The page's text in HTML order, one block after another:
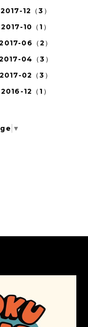
2017-12（3）
2017-10（1）
06（2）
04（3）
2017-02（3）
2016-12（1）
▼